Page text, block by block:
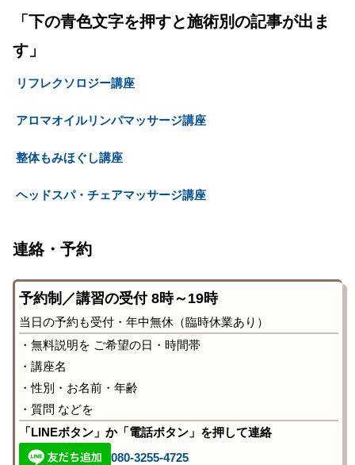
「下の青色文字を押すと施術別の記事が出ま
す」
リフレクソロジー講座
アロマオイルリンパマッサージ講座
整体もみほぐし講座
ヘッドスパ・チェアマッサージ講座
連絡・予約
予約制／講習の受付 8時～19時
当日の予約も受付・年中無休（臨時休業あり）
・無料説明を ご希望の日・時間帯
・講座名
・性別・お名前・年齢
・質問 などを
「LINEボタン」か「電話ボタン」を押して連絡
080-3255-4725